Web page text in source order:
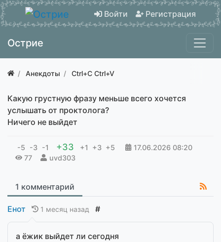
Войти Регистрация
Острие
Анекдоты Ctrl+C Ctrl+V
Какую грустную фразу меньше всего хочется
услышать от проктолога?
Ничего не выйдет
-5 -3 -1 +33 +1 +3 +5 17.06.2026 08:20
77
uvd303
1 комментарий
Енот 1 месяц назад #
а ёжик выйдет ли сегодня